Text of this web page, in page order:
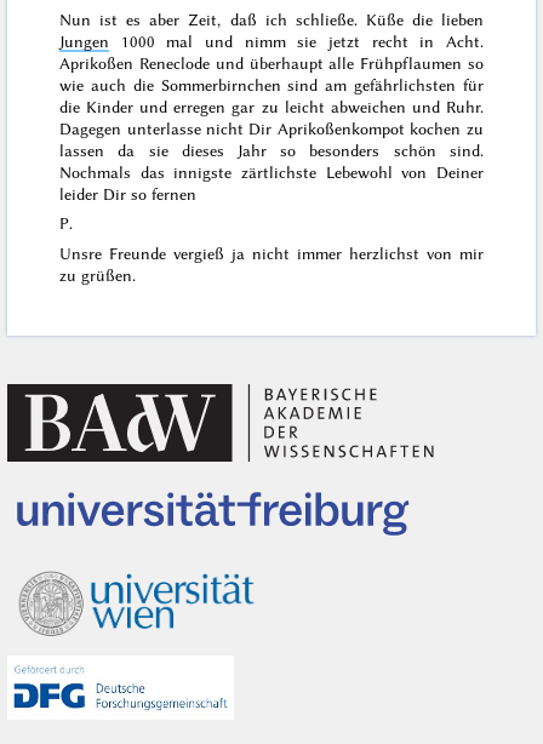
Nun ist es aber Zeit, daß ich schließe. Küße die lieben
Jungen 1000 mal und nimm sie jetzt recht in Acht.
Aprikoßen Reneclode und überhaupt alle Frühpflaumen so
wie auch die Sommerbirnchen sind am gefährlichsten für
die Kinder und erregen gar zu leicht abweichen und Ruhr.
Dagegen unterlasse nicht Dir Aprikoßenkompot kochen zu
lassenda sie dieses Jahr so besonders schön sind.
Nochmals das innigste zärtlichste Lebewohl von Deiner
leider Dir so fernen
P.
Unsre Freunde vergieß ja nicht immer herzlichst von mir
zu grüßen.